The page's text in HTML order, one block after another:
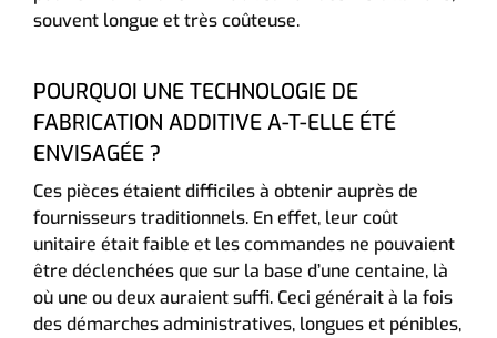
souvent longue et très coûteuse.
POURQUOI UNE TECHNOLOGIE DE
FABRICATION ADDITIVE A-T-ELLE ÉTÉ
ENVISAGÉE ?
Ces pièces étaient difficiles à obtenir auprès de
fournisseurs traditionnels. En effet, leur coût
unitaire était faible et les commandes ne pouvaient
être déclenchées que sur la base d’une centaine, là
où une ou deux auraient suffi. Ceci générait à la fois
des démarches administratives, longues et pénibles,